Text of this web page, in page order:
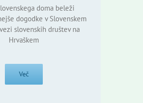
doma beleži
dogodke v Slovenskem
slovenskih društev na
Hrvaškem
Več